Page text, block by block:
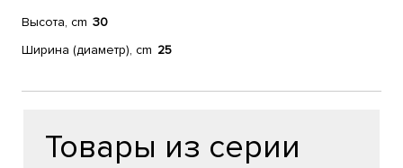
Высота, cm 30
Ширина (диаметр), cm 25
Товары из серии